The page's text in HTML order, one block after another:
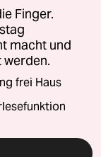
Finger.
macht und
frei Haus